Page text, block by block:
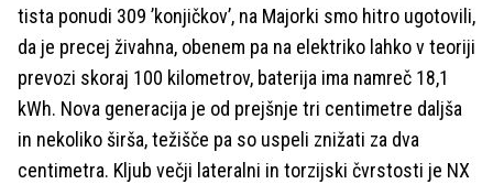
tista ponudi 309 ’konjičkov’, na Majorki smo hitro ugotovili,
da je precej živahna, obenem pa na elektriko lahko v teoriji
prevozi skoraj 100 kilometrov, baterija ima namreč 18,1
kWh. Nova generacija je od prejšnje tri centimetre daljša
in nekoliko širša, težišče pa so uspeli znižati za dva
centimetra. Kljub večji lateralni in torzijski čvrstosti je NX